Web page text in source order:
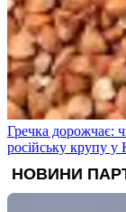
Гречка дорожчає:
російську крупу у